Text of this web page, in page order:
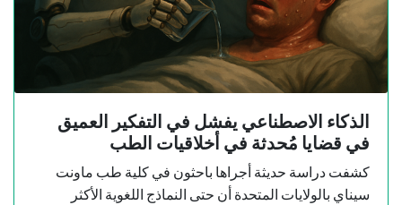
الذكاء الاصطناعي يفشل في التفكير العميق
في قضايا مُحدثة في أخلاقيات الطب
كشفت دراسة حديثة أجراها باحثون في كلية طب ماونت
سيناي بالولايات المتحدة أن حتى النماذج اللغوية الأكثر